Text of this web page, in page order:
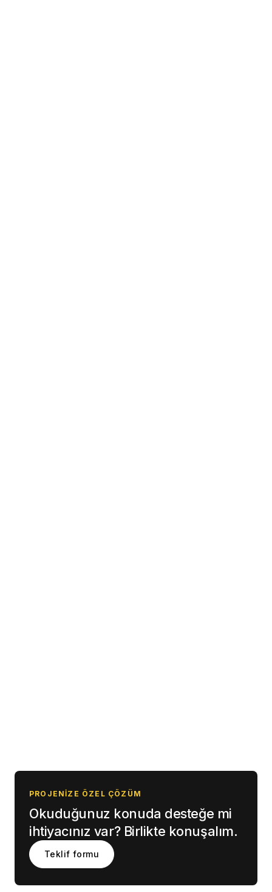
PROJENIZE ÖZEL ÇÖZÜM
Okuduğunuz konuda desteğe mi
ihtiyacınız var? Birlikte konuşalım.
Teklif formu